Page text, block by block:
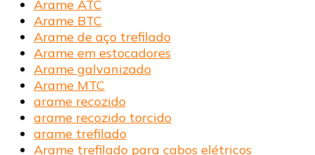
Arame ATC
Arame BTC
Arame de aço trefilado
Arame em estocadores
Arame galvanizado
Arame MTC
arame recozido
arame recozido torcido
arame trefilado
Arame trefilado para cabos elétricos